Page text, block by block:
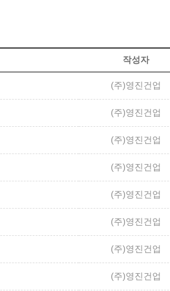
작성자
(주)영진건업
(주)영진건업
(주)영진건업
(주)영진건업
(주)영진건업
(주)영진건업
(주)영진건업
(주)영진건업